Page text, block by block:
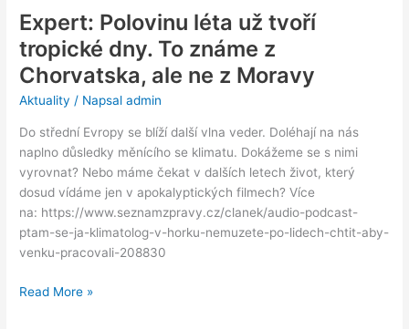
Expert: Polovinu léta už tvoří
tropické dny. To známe z
Chorvatska, ale ne z Moravy
Aktuality / Napsaladmin
Do střední Evropy se blíží další vlna veder. Doléhají na nás
naplno důsledky měnícího se klimatu. Dokážeme se s nimi
vyrovnat? Nebo máme čekat v dalších letech život, který
dosud vídáme jen v apokalyptických filmech? Více
na: https://www.seznamzpravy.cz/clanek/audio-podcast-
ptam-se-ja-klimatolog-v-horku-nemuzete-po-lidech-chtit-aby-
venku-pracovali-208830
ale
ne
z
Moravy
Read More »